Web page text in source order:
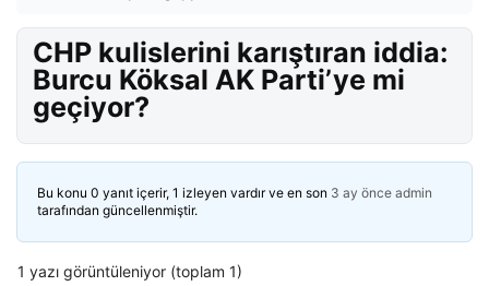
CHP kulislerini karıştıran iddia:
Burcu Köksal AK Parti’ye mi
geçiyor?
Bu konu 0 yanıt içerir, 1 izleyen vardır ve en son 3 ay önce admin
tarafından güncellenmiştir.
1 yazı görüntüleniyor (toplam 1)